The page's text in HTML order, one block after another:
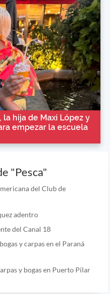
hija de Maxi López y
empezar la escuela
"Pesca"
del Club de
adentro
del Canal 18
y carpas en el Paraná
y bogas en Puerto Pilar